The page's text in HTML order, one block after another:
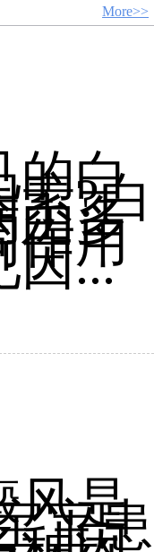
More>>
的白
?白
由多
作用
因...
风是
宝患